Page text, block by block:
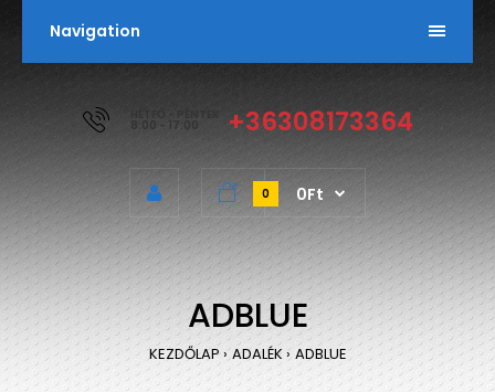
Navigation
HÉTFŐ - PÉNTEK
8:00 - 17:00 +36308173364
0 0Ft
ADBLUE
KEZDŐLAP ADALÉK ADBLUE